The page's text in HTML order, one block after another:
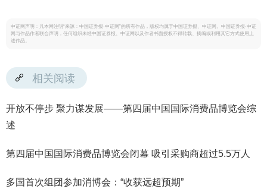
中证网声明：凡本网注明“来源：中国证券报·中证网”的所有作品，版权均属于中国证券报、中证网。中国证券报·中证
网与作品作者联合声明，任何组织未经中国证券报、中证网以及作者书面授权不得转载、摘编或利用其它方式使用上
述作品。
相关阅读
开放不停步 聚力谋发展——第四届中国国际消费品博览会综
述
第四届中国国际消费品博览会闭幕 吸引采购商超过5.5万人
多国首次组团参加消博会：“收获远超预期”